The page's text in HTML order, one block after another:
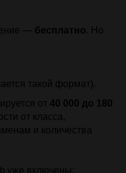
— бесплатно. Но
такой формат).
от 40 000 до 180
от класса,
и количества
уже включены: